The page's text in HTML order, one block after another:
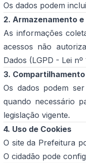
Os dados podem
2. Armazenamento
As informações
acessos não
Dados (LGPD - Lei nº
3.
Os dados podem
quando necessário
legislação vigente.
4. Uso de Cookies
O site da Prefeitura
O cidadão pode